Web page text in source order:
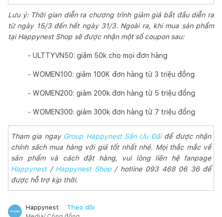
Lưu ý: Thời gian diễn ra chương trình giảm giá bắt đầu diễn ra
từ ngày 15/3 đến hết ngày 31/3. Ngoài ra, khi mua sản phẩm
tại Happynest Shop sẽ được nhận một số coupon sau:
- ULTTYVN50: giảm 50k cho mọi đơn hàng
- WOMEN100: giảm 100K đơn hàng từ 3 triệu đồng
- WOMEN200: giảm 200k đơn hàng từ 5 triệu đồng
- WOMEN300: giảm 300k đơn hàng từ 7 triệu đồng
Tham gia ngay Group Happynest Săn Ưu Đãi để được nhận
chính sách mua hàng với giá tốt nhất nhé. Mọi thắc mắc về
sản phẩm và cách đặt hàng, vui lòng liên hệ fanpage
Happynest/ Happynest Shop/ hotline 093 468 06 36 để
được hỗ trợ kịp thời.
Happynest Theo dõi